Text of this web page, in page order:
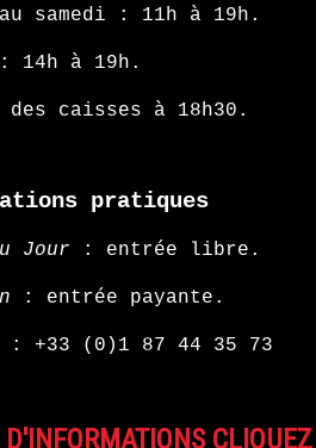
samedi : 11h à 19h.
14h à 19h.
des caisses à 18h30.
pratiques
Jour : entrée libre.
: entrée payante.
: +33 (0)1 87 44 35 73
D'INFORMATIONS CLIQUEZ